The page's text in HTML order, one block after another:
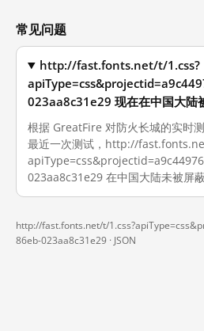
常见问题
http://fast.fonts.net/t/1.css?
023aa8c31e29 现在在中国大陆
根据 GreatFire 对防火长城的实时
最近一次测试，http://
023aa8c31e29 在中国大陆未被屏蔽
http://fast.fonts.net/t/
86eb-023aa8c31e29 · JSON